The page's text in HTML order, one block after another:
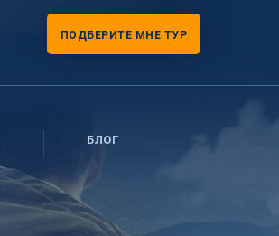
ПОДБЕРИТЕ МНЕ ТУР
БЛОГ